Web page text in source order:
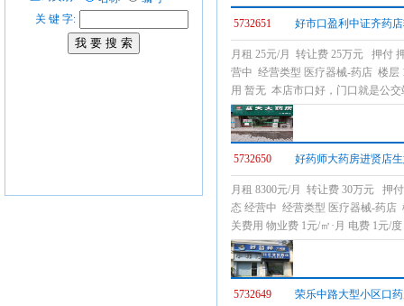
关 键 字:
5732651 好市口盈利中证齐药
月租 25元/月 转让费 25万元 押付
营中 经营类型 医疗器械-药店 楼层
用 暂无 本店市口好，门口就是公
5732650 好药师大药房进贤店
月租 8300元/月 转让费 30万元 押
态 经营中 经营类型 医疗器械-药店
关费用 物业费 1元/㎡·月 电费 1元/
5732649 荣乐中路大型小区口